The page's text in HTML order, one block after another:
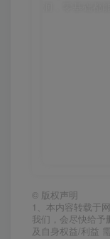
© 版权声明
1、本内容转载于
我们，会尽快给
及自身权益/利益